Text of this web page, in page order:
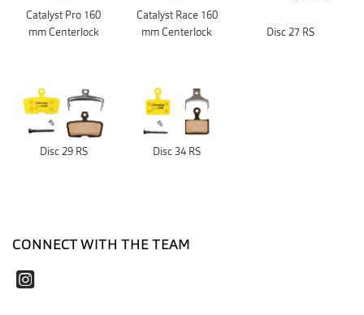
Catalyst Pro 160
mm Centerlock
Catalyst Race 160
mm Centerlock
Disc 27 RS
Disc 29 RS Disc 34 RS
CONNECT WITH THE TEAM